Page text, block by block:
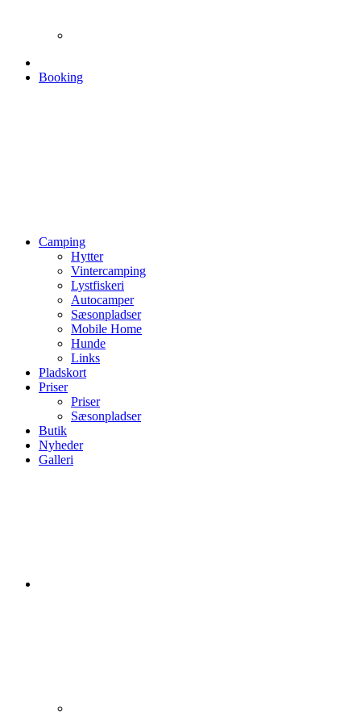
Booking
Camping
Hytter
Vintercamping
Lystfiskeri
Autocamper
Sæsonpladser
Mobile Home
Hunde
Links
Pladskort
Priser
Priser
Sæsonpladser
Butik
Nyheder
Galleri